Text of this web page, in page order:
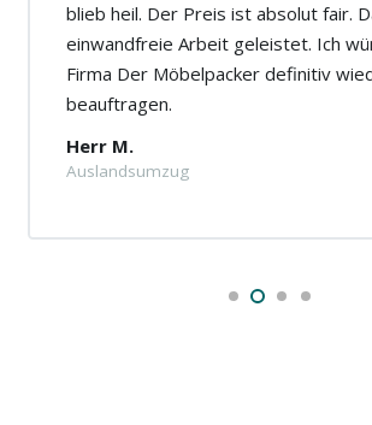
blieb heil. Der Preis ist absolut fair.
einwandfreie Arbeit geleistet. Ich
Firma Der Möbelpacker definitiv
beauftragen.
Herr M.
Auslandsumzug